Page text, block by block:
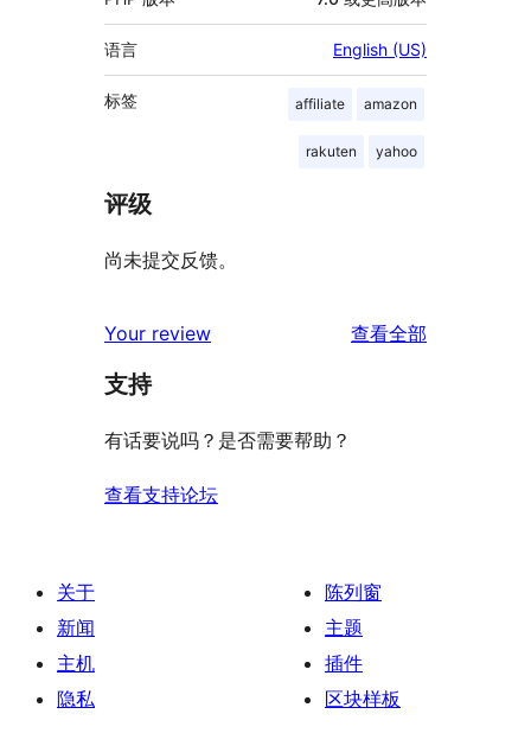
语言 English (US)
标签 affiliate amazon
rakuten yahoo
评级
尚未提交反馈。
Your review 查看全部
支持
有话要说吗？是否需要帮助？
查看支持论坛
关于
新闻
主机
隐私
陈列窗
主题
插件
区块样板